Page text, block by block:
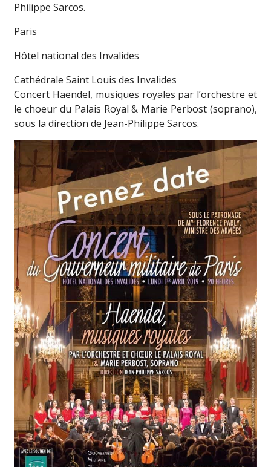
Philippe Sarcos.
Paris
Hôtel national des Invalides
Cathédrale Saint Louis des Invalides
Concert Haendel, musiques royales par l’orchestre et
le choeur du Palais Royal & Marie Perbost (soprano),
sous la direction de Jean-Philippe Sarcos.